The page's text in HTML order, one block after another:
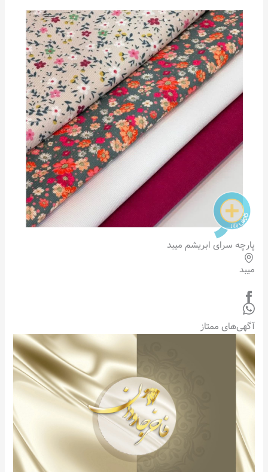
پارچه سرای ابریشم میبد
میبد
آگهی‌های ممتاز